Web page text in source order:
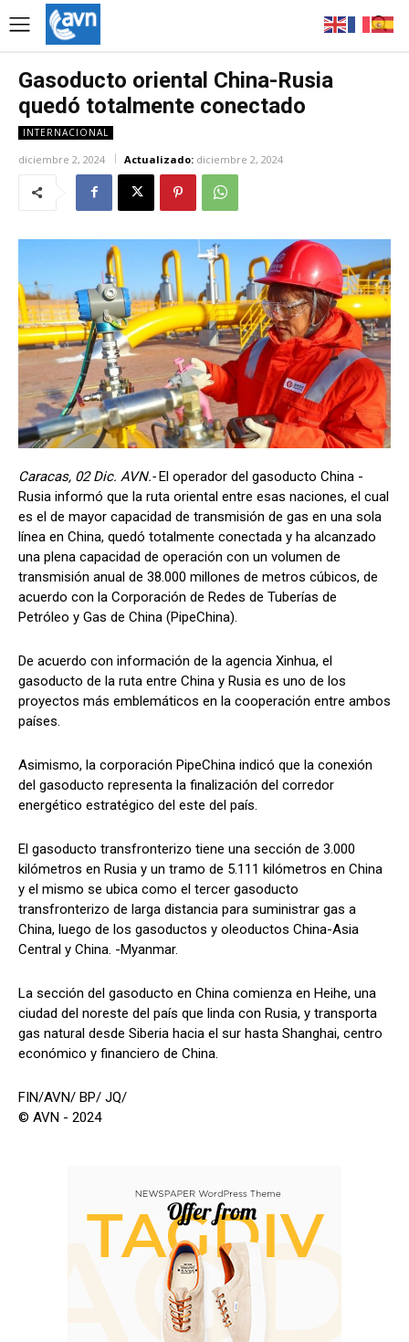
Gasoducto oriental China-Rusia
quedó totalmente conectado
INTERNACIONAL
diciembre 2, 2024 Actualizado: diciembre 2, 2024
Caracas, 02 Dic. AVN.-El operador del gasoducto China -
Rusia informó que la ruta oriental entre esas naciones, el cual
es el de mayor capacidad de transmisión de gas en una sola
línea en China, quedó totalmente conectada y ha alcanzado
una plena capacidad de operación con un volumen de
transmisión anual de 38.000 millones de metros cúbicos, de
acuerdo con la Corporación de Redes de Tuberías de
Petróleo y Gas de China (PipeChina).
De acuerdo con información de la agencia Xinhua, el
gasoducto de la ruta entre China y Rusia es uno de los
proyectos más emblemáticos en la cooperación entre ambos
países.
Asimismo, la corporación PipeChina indicó que la conexión
del gasoducto representa la finalización del corredor
energético estratégico del este del país.
El gasoducto transfronterizo tiene una sección de 3.000
kilómetros en Rusia y un tramo de 5.111 kilómetros en China
y el mismo se ubica como el tercer gasoducto
transfronterizo de larga distancia para suministrar gas a
China, luego de los gasoductos y oleoductos China-Asia
Central y China. -Myanmar.
La sección del gasoducto en China comienza en Heihe, una
ciudad del noreste del país que linda con Rusia, y transporta
gas natural desde Siberia hacia el sur hasta Shanghai, centro
económico y financiero de China.
FIN/AVN/ BP/ JQ/
© AVN - 2024